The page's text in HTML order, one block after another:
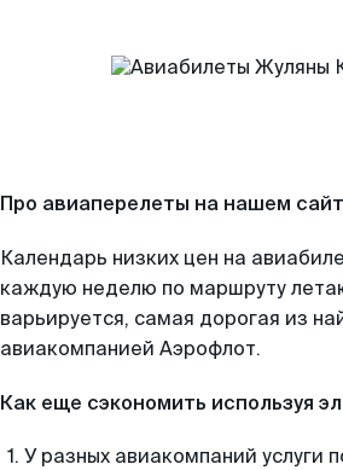
Про авиаперелеты на нашем
Календарь низких цен на
каждую неделю по маршруту
варьируется, самая дорогая из
авиакомпанией Аэрофлот.
Как еще сэкономить используя
У разных авиакомпаний услуги